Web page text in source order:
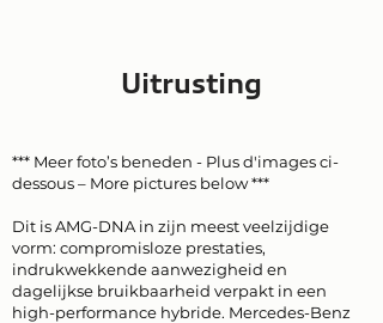
Uitrusting
*** Meer foto’s beneden - Plus d'images ci-
dessous – More pictures below ***
Dit is AMG-DNA in zijn meest veelzijdige
vorm: compromisloze prestaties,
indrukwekkende aanwezigheid en
dagelijkse bruikbaarheid verpakt in een
high-performance hybride. Mercedes-Benz